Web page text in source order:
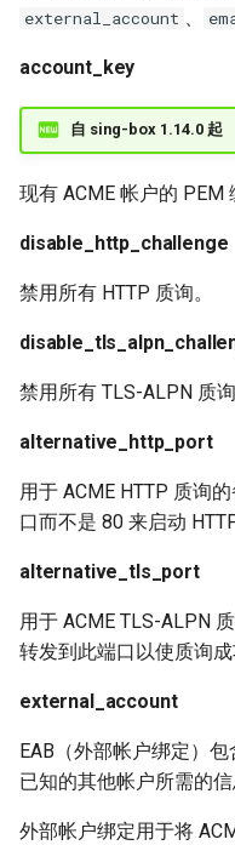
external_account
account_key
自 sing-box 1.14.0 起
现有 ACME 帐户的 PEM
disable_http_challenge
禁用所有 HTTP 质询。
禁用所有 TLS-ALPN 质询
alternative_http_port
用于 ACME HTTP 质询
口而不是 80 来启动
alternative_tls_port
用于 ACME TLS-ALPN
转发到此端口以使质询成
external_account
EAB（外部帐户绑定）
已知的其他帐户所需的信
外部帐户绑定用于将